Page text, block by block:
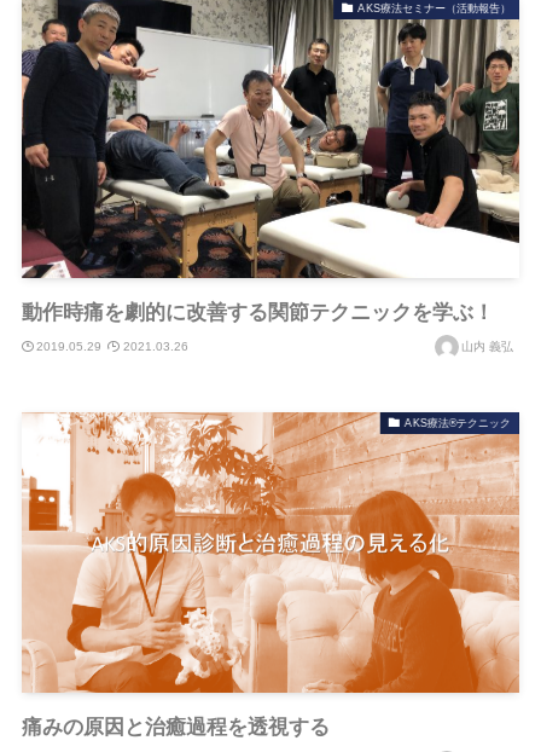
AKS療法セミナー（活動報告）
動作時痛を劇的に改善する関節テクニックを学ぶ！
2019.05.29 2021.03.26 山内 義弘
AKS療法®テクニック
痛みの原因と治癒過程を透視する